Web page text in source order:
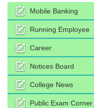
Mobile Banking
Running Employee
Career
Notices Board
College News
Public Exam Corner